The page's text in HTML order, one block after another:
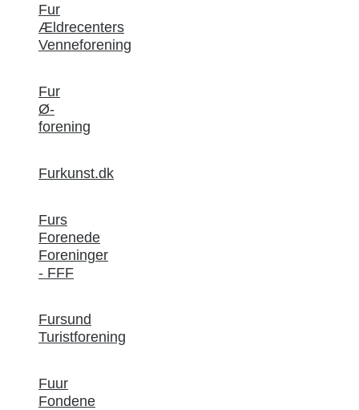
Fur
Ældrecenters
Venneforening
Fur
Ø-
forening
Furkunst.dk
Furs
Forenede
Foreninger
- FFF
Fursund
Turistforening
Fuur
Fondene